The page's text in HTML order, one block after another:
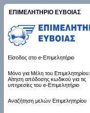
ΕΠΙΜΕΛΗΤΗΡΙΟ ΕΥΒΟΙΑΣ
Είσοδος στο e-Επιμελητήριο
Μόνο για Μέλη του Επιμελητηρίου:
Αίτηση απόδοσης κωδικού για τις
υπηρεσίες του e-Επιμελητήριο
Αναζήτηση μελών Επιμελητηρίου